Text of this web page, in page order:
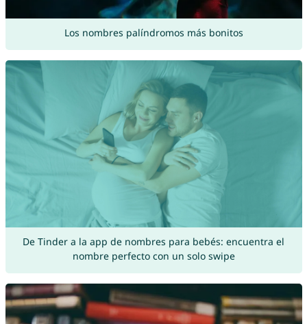
Los nombres palíndromos más bonitos
De Tinder a la app de nombres para bebés: encuentra el
nombre perfecto con un solo swipe